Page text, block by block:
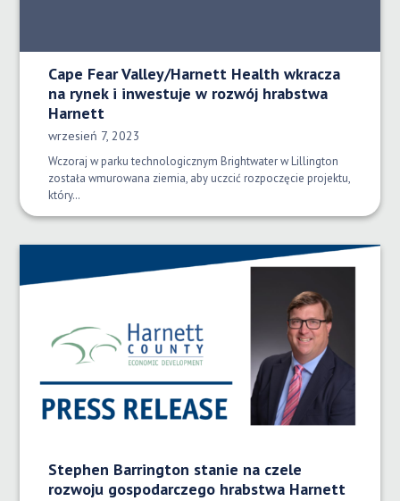
Cape Fear Valley/Harnett Health wkracza
na rynek i inwestuje w rozwój hrabstwa
Harnett
Data opublikowania:
wrzesień 7, 2023
Wczoraj w parku technologicznym Brightwater w Lillington
została wmurowana ziemia, aby uczcić rozpoczęcie projektu,
który…
Stephen Barrington stanie na czele
rozwoju gospodarczego hrabstwa Harnett